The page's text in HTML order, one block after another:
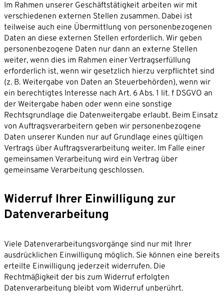
Im Rahmen unserer Geschäftstätigkeit arbeiten wir mit
verschiedenen externen Stellen zusammen. Dabei ist
teilweise auch eine Übermittlung von personenbezogenen
Daten an diese externen Stellen erforderlich. Wir geben
personenbezogene Daten nur dann an externe Stellen
weiter, wenn dies im Rahmen einer Vertragserfüllung
erforderlich ist, wenn wir gesetzlich hierzu verpflichtet sind
(z. B. Weitergabe von Daten an Steuerbehörden), wenn wir
ein berechtigtes Interesse nach Art. 6 Abs. 1 lit. f DSGVO an
der Weitergabe haben oder wenn eine sonstige
Rechtsgrundlage die Datenweitergabe erlaubt. Beim Einsatz
von Auftragsverarbeitern geben wir personenbezogene
Daten unserer Kunden nur auf Grundlage eines gültigen
Vertrags über Auftragsverarbeitung weiter. Im Falle einer
gemeinsamen Verarbeitung wird ein Vertrag über
gemeinsame Verarbeitung geschlossen.
Widerruf Ihrer Einwilligung zur
Datenverarbeitung
Viele Datenverarbeitungsvorgänge sind nur mit Ihrer
ausdrücklichen Einwilligung möglich. Sie können eine bereits
erteilte Einwilligung jederzeit widerrufen. Die
Rechtmäßigkeit der bis zum Widerruf erfolgten
Datenverarbeitung bleibt vom Widerruf unberührt.